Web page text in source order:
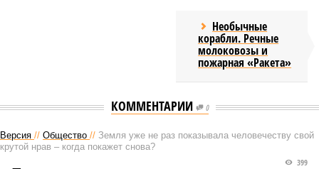
Необычные
корабли. Речные
молоковозы и
пожарная «Ракета»
КОММЕНТАРИИ 0
Версия // Общество // Земля уже не раз показывала человечеству свой
крутой нрав – когда покажет снова?
399